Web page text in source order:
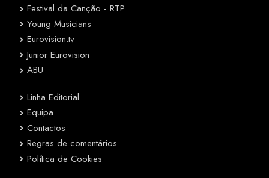
Festival da Canção - RTP
Young Musicians
Eurovision.tv
Junior Eurovision
ABU
Linha Editorial
Equipa
Contactos
Regras de comentários
Política de Cookies